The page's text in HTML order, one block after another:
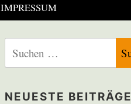
IMPRESSUM
nach:
NEUESTE BEITRÄGE